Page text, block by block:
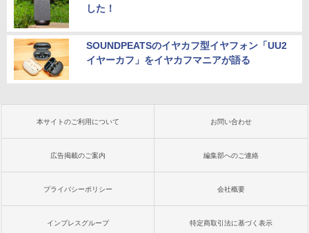
した！
SOUNDPEATSのイヤカフ型イヤフォン「UU2
イヤーカフ」をイヤカフマニアが語る
本サイトのご利用について お問い合わせ
広告掲載のご案内 編集部へのご連絡
プライバシーポリシー 会社概要
インプレスグループ 特定商取引法に基づく表示